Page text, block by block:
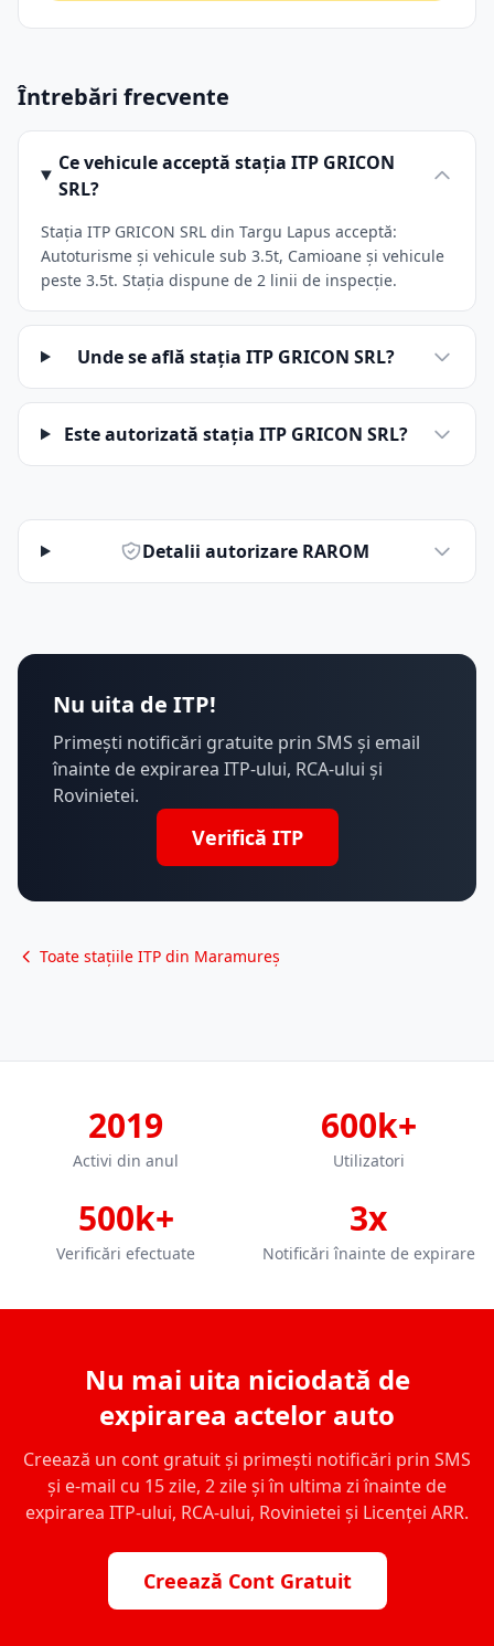
Întrebări frecvente
Ce vehicule acceptă stația ITP GRICON
SRL?
Stația ITP GRICON SRL din Targu Lapus acceptă:
Autoturisme și vehicule sub 3.5t, Camioane și vehicule
peste 3.5t. Stația dispune de 2 linii de inspecție.
Unde se află stația ITP GRICON SRL?
Este autorizată stația ITP GRICON SRL?
Detalii autorizare RAROM
Nu uita de ITP!
Primești notificări gratuite prin SMS și email
înainte de expirarea ITP-ului, RCA-ului și
Rovinietei.
Verifică ITP
Toate stațiile ITP din Maramureș
2019
Activi din anul
600k+
Utilizatori
500k+
Verificări efectuate
3x
Notificări înainte de expirare
Nu mai uita niciodată de
expirarea actelor auto
Creează un cont gratuit și primești notificări prin SMS
și e-mail cu 15 zile, 2 zile și în ultima zi înainte de
expirarea ITP-ului, RCA-ului, Rovinietei și Licenței ARR.
Creează Cont Gratuit